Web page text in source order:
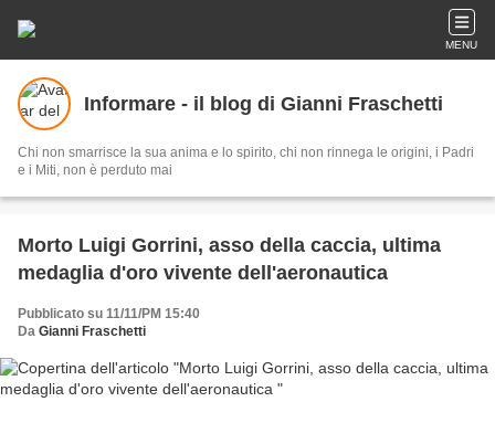
MENU
Informare - il blog di Gianni Fraschetti
Chi non smarrisce la sua anima e lo spirito, chi non rinnega le origini, i Padri
e i Miti, non è perduto mai
Morto Luigi Gorrini, asso della caccia, ultima
medaglia d'oro vivente dell'aeronautica
Pubblicato su 11/11/PM 15:40
Da Gianni Fraschetti